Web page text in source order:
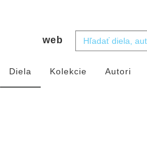
web
Diela Kolekcie Autori